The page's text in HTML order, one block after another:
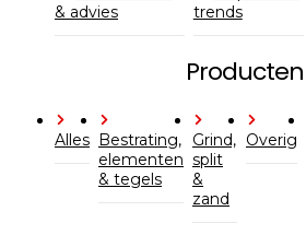
& advies
trends
Producten
Alles Bestrating,
elementen
& tegels
Grind,
split
&
zand
Overig